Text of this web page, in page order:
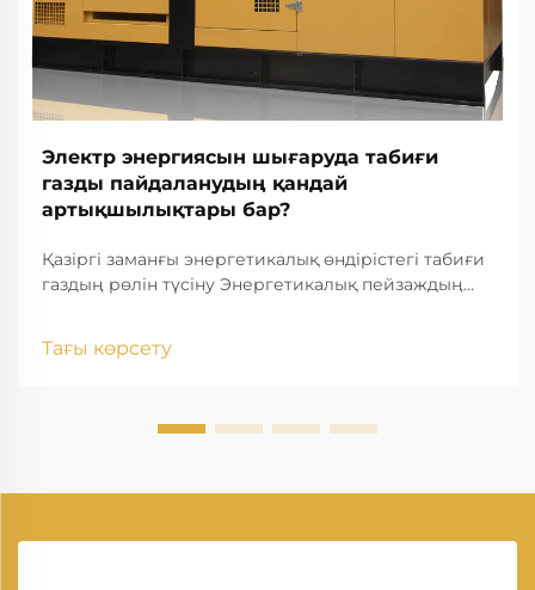
Электр энергиясын шығаруда табиғи
газды пайдаланудың қандай
артықшылықтары бар?
Қазіргі заманғы энергетикалық өндірістегі табиғи
газдың рөлін түсіну Энергетикалық пейзаждың
энергиясын өндірудің негізгі тірегіне айналып
Тағы көрсету